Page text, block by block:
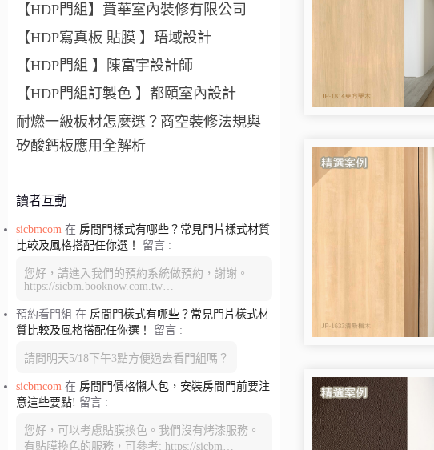
【HDP門組】賁華室內裝修有限公司
【HDP寫真板 貼膜 】珸域設計
【HDP門組 】陳富宇設計師
【HDP門組訂製色 】都頤室內設計
耐燃一級板材怎麼選？商空裝修法規與
矽酸鈣板應用全解析
讀者互動
sicbmcom 在 房間門樣式有哪些？常見門片樣式材質
比較及風格搭配任你選！
留言 :
您好，請進入我們的預約系統做預約，謝謝。
https://sicbm.booknow.com.tw…
預約看門組 在 房間門樣式有哪些？常見門片樣式材
質比較及風格搭配任你選！
留言 :
請問明天5/18下午3點方便過去看門組嗎？
sicbmcom 在 房間門價格懶人包，安裝房間門前要注
意這些要點! 留言 :
您好，可以考慮貼膜換色。我們沒有烤漆服務。
有貼膜換色的服務，可參考: https://sicbm…